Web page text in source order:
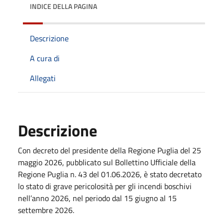
INDICE DELLA PAGINA
Descrizione
A cura di
Allegati
Descrizione
Con decreto del presidente della Regione Puglia del 25
maggio 2026, pubblicato sul Bollettino Ufficiale della
Regione Puglia n. 43 del 01.06.2026, è stato decretato
lo stato di grave pericolosità per gli incendi boschivi
nell’anno 2026, nel periodo dal 15 giugno al 15
settembre 2026.